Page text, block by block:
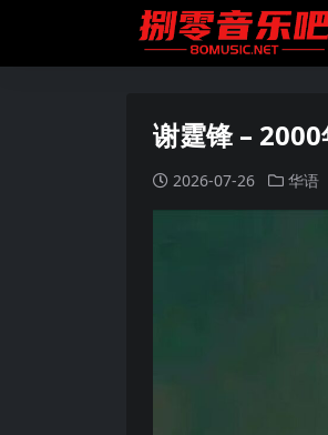
谢霆锋 –
2026-07-26 华语